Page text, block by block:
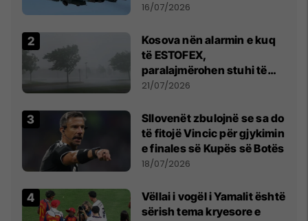
16/07/2026
Kosova nën alarmin e kuq
të ESTOFEX,
paralajmërohen stuhi të
fuqishme me breshër dhe
21/07/2026
Sllovenët zbulojnë se sa do
të fitojë Vincic për gjykimin
e finales së Kupës së Botës
18/07/2026
Vëllai i vogël i Yamalit është
sërish tema kryesore e